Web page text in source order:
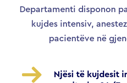
Departamenti disponon
kujdes intensiv,
pacientëve në
Njësi të kujdesit